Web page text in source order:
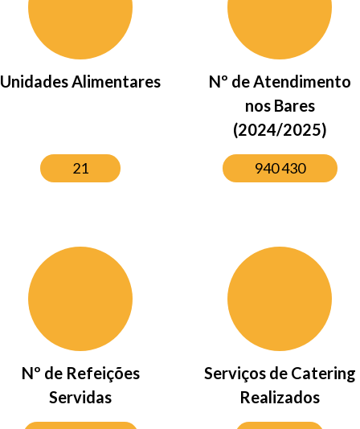
Unidades Alimentares
21
Nº de Atendimento
nos Bares
(2024/2025)
940 430
Nº de Refeições
Servidas
Serviços de Catering
Realizados